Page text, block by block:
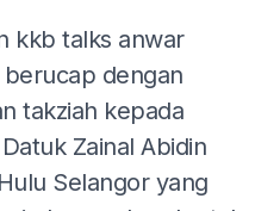
dengan
takziah kepada
Zainal Abidin
Selangor yang